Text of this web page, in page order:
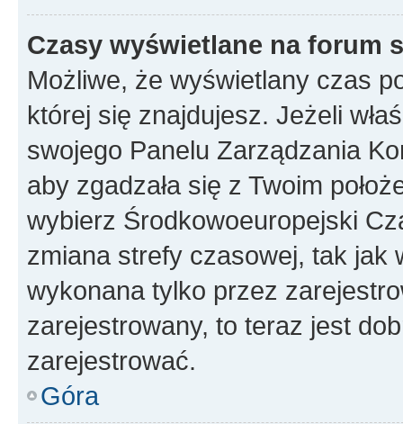
Czasy wyświetlane na forum
Możliwe, że wyświetlany czas
której się znajdujesz. Jeżeli
swojego Panelu Zarządzania
aby zgadzała się z Twoim
wybierz Środkowoeuropejski
zmiana strefy czasowej, tak jak
wykonana tylko przez
zarejestrowany, to teraz jest
zarejestrować.
Góra